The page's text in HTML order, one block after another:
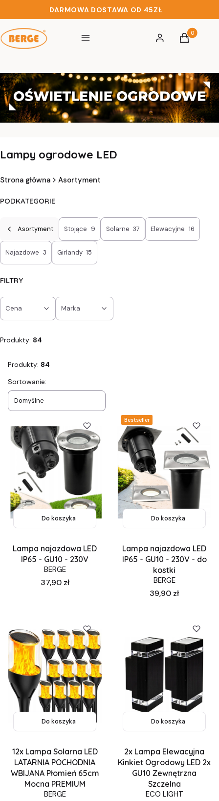
DARMOWA DOSTAWA OD 45ZŁ
Menu Zaloguj sięProdukty
Koszyk
Lampy ogrodowe LED
Strona główna Asortyment
PODKATEGORIE
Asortyment Stojące 9 Solarne 37 Elewacyjne 16
Najazdowe 3 Girlandy 15
FILTRY
Cena Marka
Produkty: 84
Produkty: 84
Lista produktów
Sortowanie:
Domyślne
Do koszyka
Lampa najazdowa LED
IP65 - GU10 - 230V
BERGE
Cena
37,90 zł
Bestseller
Do koszyka
Lampa najazdowa LED
IP65 - GU10 - 230V - do
kostki
BERGE
Cena
39,90 zł
Do koszyka
12x Lampa Solarna LED
LATARNIA POCHODNIA
WBIJANA Płomień 65cm
Mocna PREMIUM
BERGE
Do koszyka
2x Lampa Elewacyjna
Kinkiet Ogrodowy LED 2x
GU10 Zewnętrzna
Szczelna
ECO LIGHT